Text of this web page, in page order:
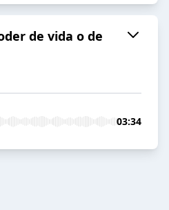
de vida o de
03:34